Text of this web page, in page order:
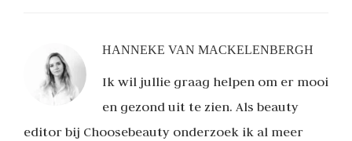
HANNEKE VAN MACKELENBERGH
Ik wil jullie graag helpen om er mooi
en gezond uit te zien. Als beauty
editor bij Choosebeauty onderzoek ik al meer